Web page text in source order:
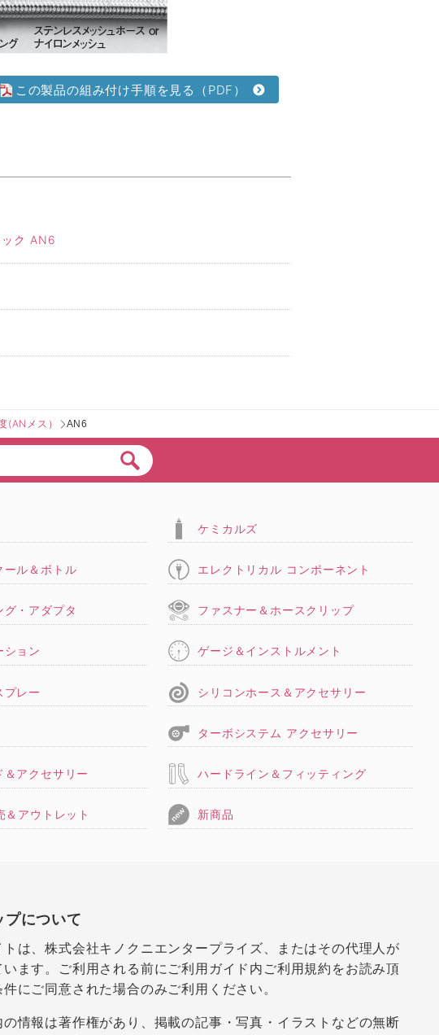
この製品の組み付け手順を見る（PDF）
ク AN6
(ANメス） AN6
ケミカルズ
ール＆ボトル エレクトリカル コンポーネント
グ・アダプタ ファスナー＆ホースクリップ
ション ゲージ＆インストルメント
プレー シリコンホース＆アクセサリー
ターボシステム アクセサリー
＆アクセサリー ハードライン＆フィッティング
＆アウトレット 新商品
プについて
トは、株式会社キノクニエンタープライズ、またはその代理人が
ます。ご利用される前にご利用ガイド内ご利用規約をお読み頂
にご同意された場合のみご利用ください。
の情報は著作権があり、掲載の記事・写真・イラストなどの無断